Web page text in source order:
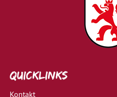
Quicklinks
Kontakt